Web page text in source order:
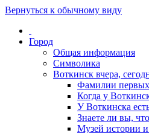
Вернуться к обычному виду
Город
Общая информация
Символика
Воткинск вчера,
Фамилии
Когда у
У Воткинска
Знаете ли вы,
Музей истории и